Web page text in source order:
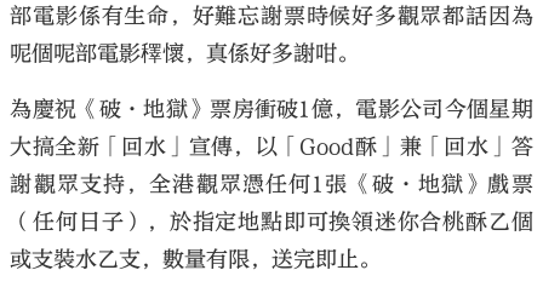
部電影係有生命，好難忘謝票時候好多觀眾都話因為
呢個呢部電影䆁懷，真係好多謝咁。
為慶祝《破·地獄》票房衝破1億，電影公司今個星期
大搞全新「回水」宣傳，以「Good酥」兼「回水」答
謝觀眾支持，全港觀眾憑任何1張《破·地獄》戲票
（任何日子），於指定地點即可換領迷你合桃酥乙個
或支裝水乙支，數量有限，送完即止。